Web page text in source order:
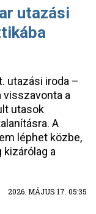
utazási
utazási iroda –
visszavonta a
utasok
A
léphet közbe,
a
2026. MÁJUS 17. 05:35